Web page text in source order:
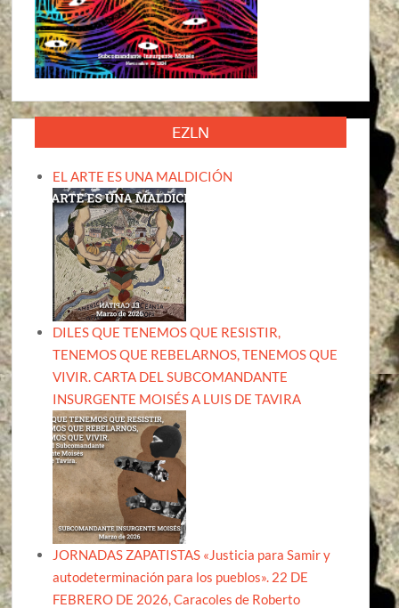
EZLN
EL ARTE ES UNA MALDICIÓN
DILES QUE TENEMOS QUE RESISTIR,
TENEMOS QUE REBELARNOS, TENEMOS QUE
VIVIR. CARTA DEL SUBCOMANDANTE
INSURGENTE MOISÉS A LUIS DE TAVIRA
JORNADAS ZAPATISTAS «Justicia para Samir y
autodeterminación para los pueblos». 22 DE
FEBRERO DE 2026, Caracoles de Roberto